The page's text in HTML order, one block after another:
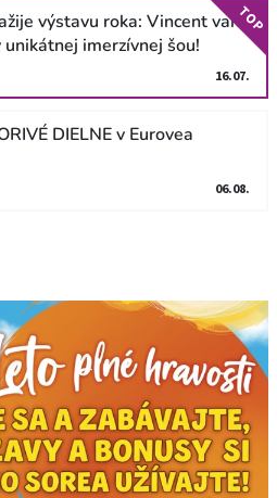
výstavu roka: Vincent van
unikátnej imerzívnej šou!
16.07.
TOP
DIELNE v Eurovea
06.08.